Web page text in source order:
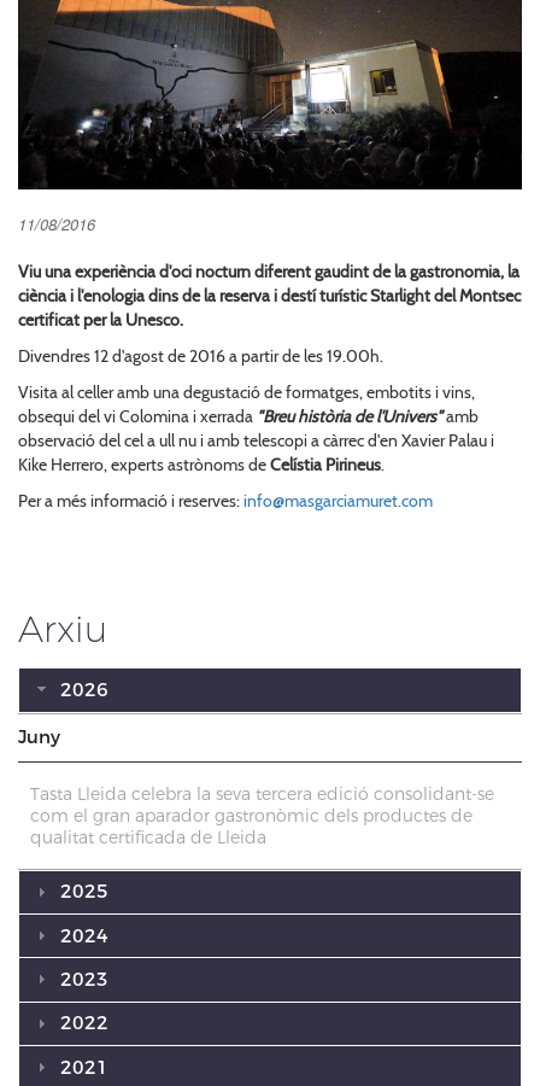
11/08/2016
Viu una experiència d'oci nocturn diferent gaudint de la gastronomia, la
ciència i l'enologia dins de la reserva i destí turístic Starlight del Montsec
certificat per la Unesco.
Divendres 12 d'agost de 2016 a partir de les 19.00h.
Visita al celler amb una degustació de formatges, embotits i vins,
obsequi del vi Colomina i xerrada "Breu història de l'Univers"amb
observació del cel a ull nu i amb telescopi a càrrec d'en Xavier Palau i
Kike Herrero, experts astrònoms deCelístia Pirineus.
Per a més informació i reserves:info@masgarciamuret.com
Arxiu
2026
Juny
Tasta Lleida celebra la seva tercera edició consolidant-se
com el gran aparador gastronòmic dels productes de
qualitat certificada de Lleida
2025
2024
2023
2022
2021